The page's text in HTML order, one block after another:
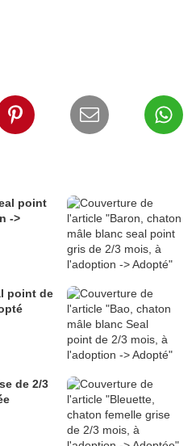
point
->
point de
de 2/3